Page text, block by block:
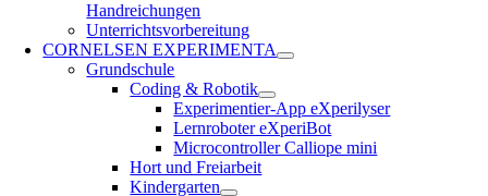
Handreichungen
Unterrichtsvorbereitung
CORNELSEN EXPERIMENTA
Grundschule
Coding & Robotik
Experimentier-App eXperilyser
Lernroboter eXperiBot
Microcontroller Calliope mini
Hort und Freiarbeit
Kindergarten